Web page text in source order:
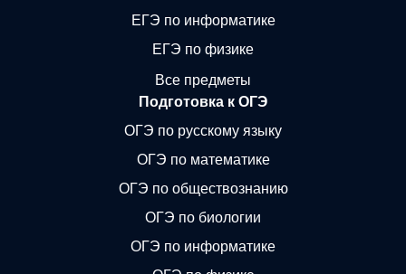
ЕГЭ по информатике
ЕГЭ по физике
Все предметы
Подготовка к ОГЭ
ОГЭ по русскому языку
ОГЭ по математике
ОГЭ по обществознанию
ОГЭ по биологии
ОГЭ по информатике